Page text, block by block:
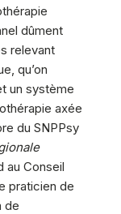
dûment
relevant
qu’on
un système
axée
du SNPPsy
au Conseil
praticien de
de